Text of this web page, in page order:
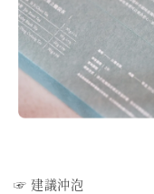
☞ 建議沖泡